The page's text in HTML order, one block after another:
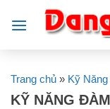
Trang chủ » Kỹ
KỸ NĂNG